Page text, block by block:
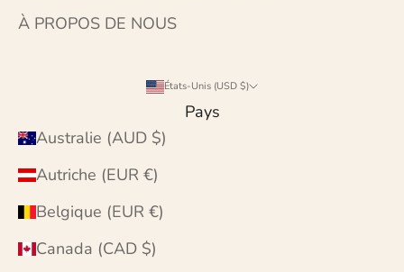
À PROPOS DE NOUS
États-Unis (USD $)
Pays
Australie (AUD $)
Autriche (EUR €)
Belgique (EUR €)
Canada (CAD $)